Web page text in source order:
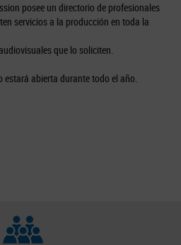
posee un directorio de profesionales
servicios a la producción en toda la
que lo soliciten.
abierta durante todo el año.